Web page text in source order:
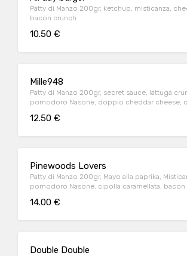
Patty di Manzo 200gr, ketchup, misticanza,
bacon crunch
10.50 €
Mille948
Patty di Manzo 200gr, secret sauce, lattuga
pomodoro Nasone, doppio cheddar cheese,
12.50 €
Pinewoods Lovers
Patty di Manzo 200gr, Mayo alla paprika,
pomodoro Nasone, cipolla caramellata, bacon
14.00 €
Double Double